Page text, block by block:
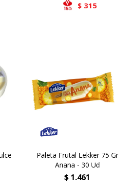
$ 315
Paleta Frutal Lekker 75 Gr
Anana - 30 Ud
$ 1.461